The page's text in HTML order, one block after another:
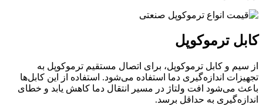
کابل ترموکوپل
از سیم و کابل ترموکوپل، برای اتصال مستقیم ترموکوپل به
تجهیزات اندازه‌گیری دما استفاده می‌شود. استفاده از این کابل‌ها
باعث می‌شود افت ولتاژ در مسیر انتقال دما کاهش یابد و خطای
اندازه‌گیری به حداقل برسد.